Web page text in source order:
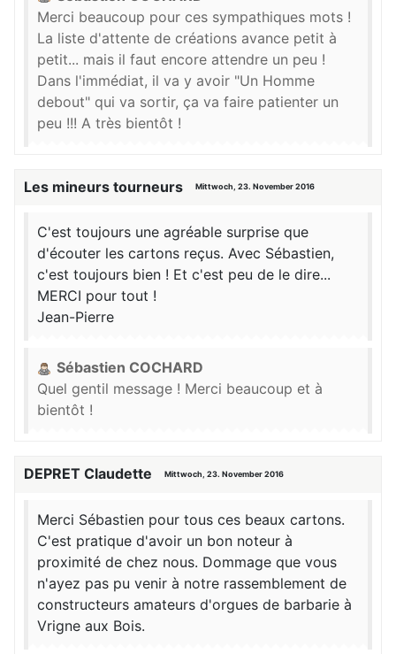
Merci beaucoup pour ces sympathiques mots !
La liste d'attente de créations avance petit à
petit... mais il faut encore attendre un peu !
Dans l'immédiat, il va y avoir "Un Homme
debout" qui va sortir, ça va faire patienter un
peu !!! A très bientôt !
Les mineurs tourneurs Mittwoch, 23. November 2016
C'est toujours une agréable surprise que
d'écouter les cartons reçus. Avec Sébastien,
c'est toujours bien ! Et c'est peu de le dire...
MERCI pour tout !
Jean-Pierre
Sébastien COCHARD
Quel gentil message ! Merci beaucoup et à
bientôt !
DEPRET Claudette Mittwoch, 23. November 2016
Merci Sébastien pour tous ces beaux cartons.
C'est pratique d'avoir un bon noteur à
proximité de chez nous. Dommage que vous
n'ayez pas pu venir à notre rassemblement de
constructeurs amateurs d'orgues de barbarie à
Vrigne aux Bois.